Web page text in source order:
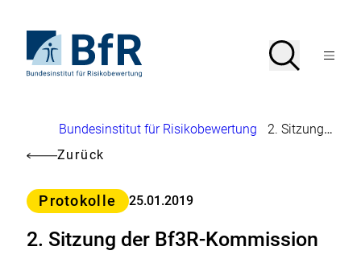
Seiteninhalt
springenStartseite
von
Suche
SucheMenü
Brotkrumennavigation
Bundesinstitut für Risikobewertung
2. Sitzung der Bf3R-Kommission
Zurück
Kategorie
Protokolle 25.01.2019
2. Sitzung der Bf3R-Kommission